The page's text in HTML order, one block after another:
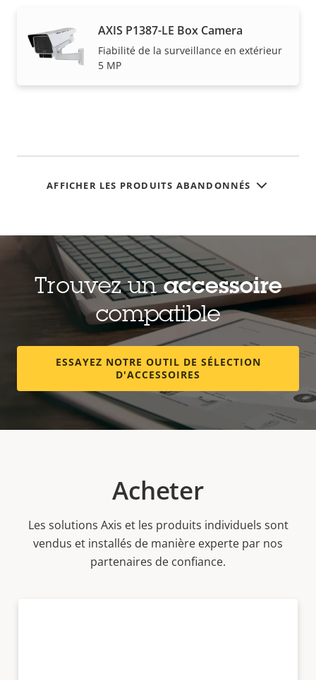
AXIS P1387-LE Box Camera
Fiabilité de la surveillance en extérieur
5 MP
AFFICHER LES PRODUITS ABANDONNÉS
Trouvez unaccessoire
compatible
ESSAYEZ NOTRE OUTIL DE SÉLECTION
D'ACCESSOIRES
Acheter
Les solutions Axis et les produits individuels sont
vendus et installés de manière experte par nos
partenaires de confiance.